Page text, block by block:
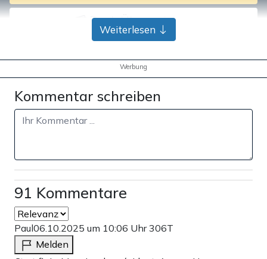
Bank-Überweisung
Weiterlesen
Werbung
Kommentar schreiben
91 Kommentare
Paul06.10.2025 um 10:06 Uhr306T
Melden